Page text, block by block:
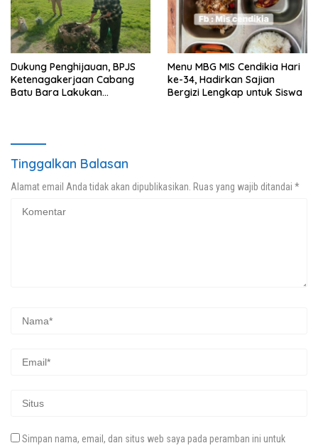
Dukung Penghijauan, BPJS
Ketenagakerjaan Cabang
Batu Bara Lakukan
Menu MBG MIS Cendikia Hari
ke-34, Hadirkan Sajian
Bergizi Lengkap untuk Siswa
Tinggalkan Balasan
Alamat email Anda tidak akan dipublikasikan. Ruas yang wajib ditandai *
Simpan nama, email, dan situs web saya pada peramban ini untuk